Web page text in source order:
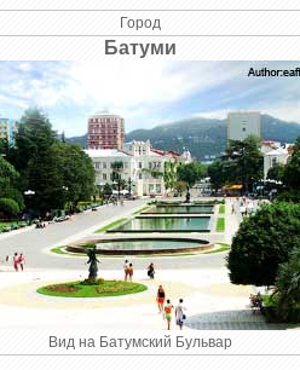
Город
Батуми
Вид на Батумский Бульвар